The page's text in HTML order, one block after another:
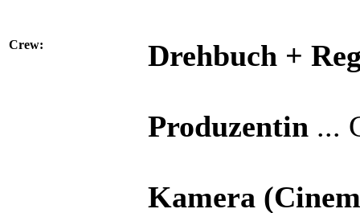
Crew: Drehbuch +
Produzentin ...
Kamera